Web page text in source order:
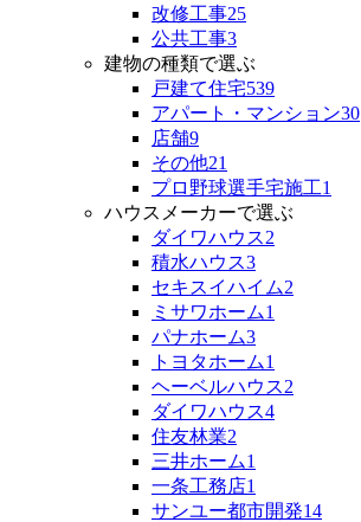
改修工事25
公共工事3
建物の種類で選ぶ
戸建て住宅539
アパート・マンション30
店舗9
その他21
プロ野球選手宅施工1
ハウスメーカーで選ぶ
ダイワハウス2
積水ハウス3
セキスイハイム2
ミサワホーム1
パナホーム3
トヨタホーム1
ヘーベルハウス2
ダイワハウス4
住友林業2
三井ホーム1
一条工務店1
サンユー都市開発14